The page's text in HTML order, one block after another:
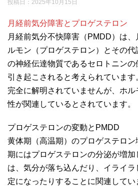
投稿日： 2025年10月15日
月経前気分障害とプロゲステロン
月経前気分不快障害（PMDD）は
ルモン（プロゲステロン）とその
の神経伝達物質であるセロトニン
引き起こされると考えられていま
完全に解明されていませんが、ホ
性が関連しているとされています。
プロゲステロンの変動とPMDD
黄体期（高温期）のプロゲステロ
期にはプロゲステロンの分泌が増
は、気分が落ち込んだり、イライ
定になったりすることに関連してい